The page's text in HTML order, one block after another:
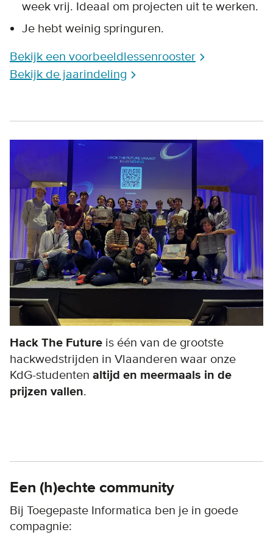
week vrij. Ideaal om projecten uit te werken.
Je hebt weinig springuren.
Bekijk een voorbeeldlessenrooster
Bekijk de jaarindeling
Hack The Future is één van de grootste
hackwedstrijden in Vlaanderen waar onze
KdG-studenten altijd en meermaals in de
prijzen vallen.
Een (h)echte community
Bij Toegepaste Informatica ben je in goede
compagnie: